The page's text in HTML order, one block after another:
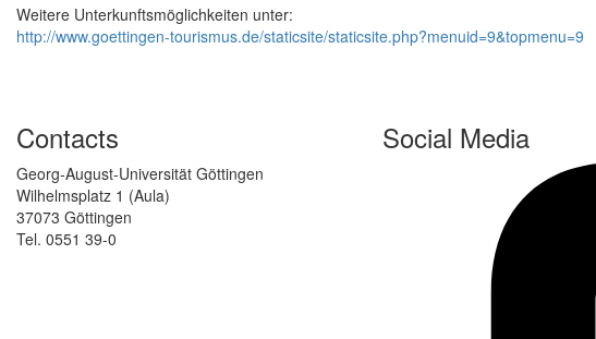
Weitere Unterkunftsmöglichkeiten unter:
http://www.goettingen-tourismus.de/staticsite/staticsite.php?menuid=9&topmenu=9
Contacts
Georg-August-Universität Göttingen
Wilhelmsplatz 1 (Aula)
37073 Göttingen
Tel. 0551 39-0
Social Media